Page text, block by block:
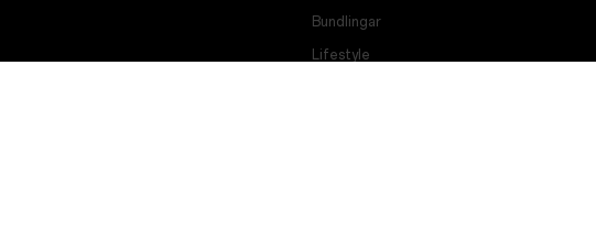
Bundlingar
Lifestyle